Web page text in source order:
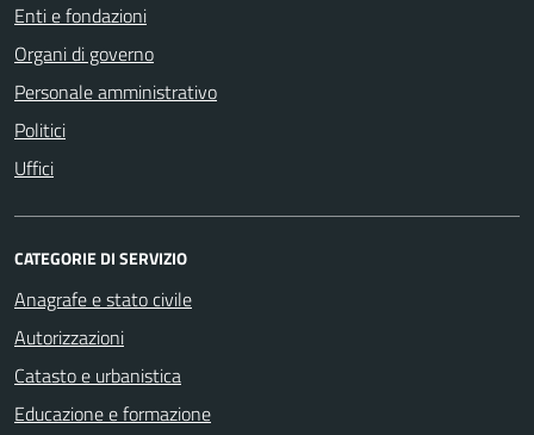
Enti e fondazioni
Organi di governo
Personale amministrativo
Politici
Uffici
CATEGORIE DI SERVIZIO
Anagrafe e stato civile
Autorizzazioni
Catasto e urbanistica
Educazione e formazione